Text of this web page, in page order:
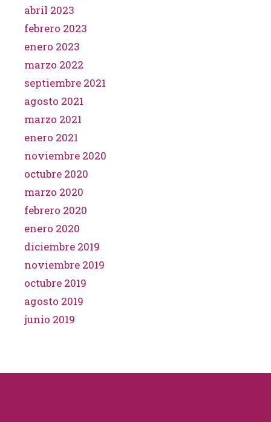
abril 2023
febrero 2023
enero 2023
marzo 2022
septiembre 2021
agosto 2021
marzo 2021
enero 2021
noviembre 2020
octubre 2020
marzo 2020
febrero 2020
enero 2020
diciembre 2019
noviembre 2019
octubre 2019
agosto 2019
junio 2019